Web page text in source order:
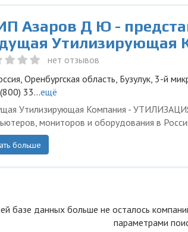
Азаров Д Ю -
Утилизирующая
нет отзывов
Оренбургская область, Бузулук, 3-й
33...ещё
Утилизирующая Компания -
мониторов и оборудования в
больше
базе данных больше не осталоcь
параметрами